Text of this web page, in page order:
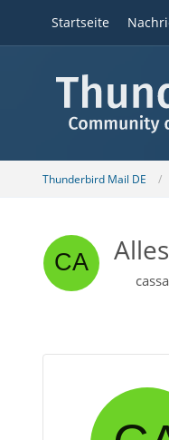
Startseite
Thunderbird Mail DE